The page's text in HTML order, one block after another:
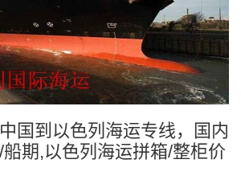
国到以色列海运专线，国内
期,以色列海运拼箱/整柜价